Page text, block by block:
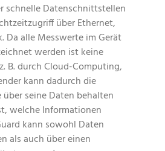
schnelle Datenschnittstellen
über Ethernet,
Da alle Messwerte im Gerät
werden ist keine
B. durch Cloud-Computing,
kann dadurch die
seine Daten behalten
welche Informationen
kann sowohl Daten
als auch über einen